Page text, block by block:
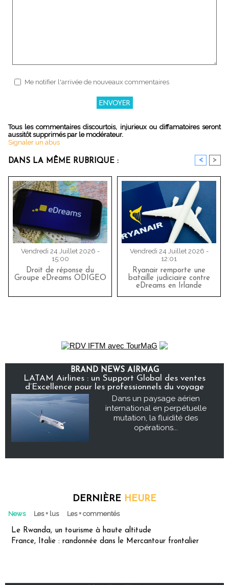
Me notifier l'arrivée de nouveaux commentaires
Tous les commentaires discourtois, injurieux ou diffamatoires seront
aussitôt supprimés par le modérateur.
Signaler un abus
DANS LA MÊME RUBRIQUE : < >
Vendredi 24 Juillet 2026 -
15:00
Droit de réponse du
Groupe eDreams ODIGEO
Vendredi 24 Juillet 2026 -
12:01
Ryanair remporte une
bataille judiciaire contre
eDreams en Irlande
BRAND NEWS AIRMAG
LATAM Airlines : un Support Global des ventes
d’Excellence pour les professionnels du voyage
Dans un paysage aérien
international en perpétuelle
mutation, la fluidité des
opérations...
DERNIÈRE HEURE
News Les + lus Les + commentés
Le Rwanda, un tourisme à haute altitude
France, Italie : randonnée dans le Mercantour frontalier